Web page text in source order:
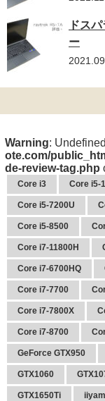
ドス
ー
Warning:
ote.com/
de-review-tag.php
Core i3 Core i5-
Core i5-7200U
Core i5-8500
Core i7-11800H
Core i7-6700HQ
Core i7-7700
Core i7-7800X
Core i7-8700
GeForce GTX950
GTX1060
GTX1650Ti